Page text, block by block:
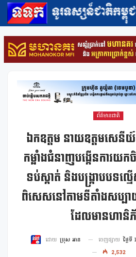
ព័ត៌មានជាតិ
ឯកឧត្តម នាយឧត្តមសេនី
កម្លាំងជំនាញបង្កើនការយកចិ
ទប់ស្កាត់ និងបង្ក្រាបបទ
ពិសេសនៅតាមទីតាំងសប្បា
ដែលមានហា
ដោយ ប្រុស អាន ចេញផ្សាយ ថ្ងៃទី
2,532